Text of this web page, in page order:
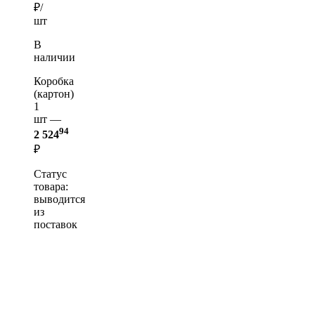
₽/
шт
В
наличии
Коробка
(картон)
1
шт —
2 52494
₽
Статус
товара:
выводится
из
поставок